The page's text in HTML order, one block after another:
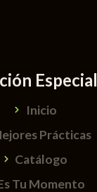
Inicio
Prácticas
Catálogo
Tu Momento